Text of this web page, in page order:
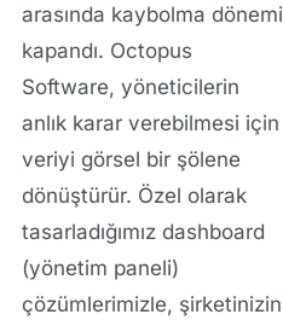
arasında kaybolma dönemi
kapandı. Octopus
Software, yöneticilerin
anlık karar verebilmesi için
veriyi görsel bir şölene
dönüştürür. Özel olarak
tasarladığımız dashboard
(yönetim paneli)
çözümlerimizle, şirketinizin